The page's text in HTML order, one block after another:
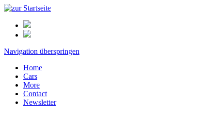
Navigation überspringen
Home
Cars
More
Contact
Newsletter